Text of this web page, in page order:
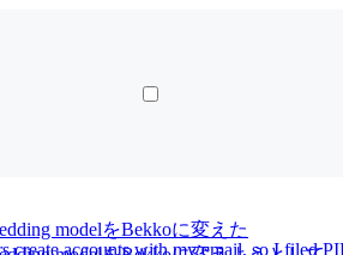
modelをBekkoに変えた
create accounts with my email, so I filed